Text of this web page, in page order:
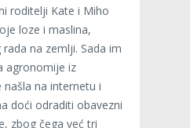
roditelji Kate i Miho
loze i maslina,
na zemlji. Sada im
agronomije iz
našla na internetu i
doći odraditi obavezni
zbog čega već tri